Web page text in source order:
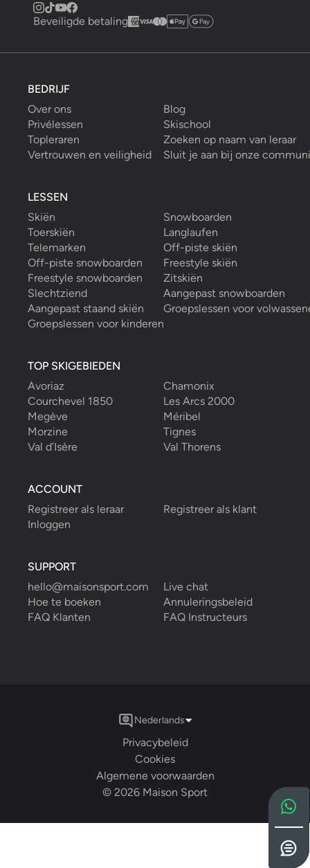
Beveiligde betaling
BEDRIJF
Over ons
Blog
Privélessen
Skischool
Topleraren
Zoeken op naam van leraar
Vertrouwen en veiligheid
Sluit je aan bij onze
LESSEN
Skiën
Snowboarden
Toerskiën
Langlaufen
Telemarken
Off-piste skiën
Off-piste snowboarden
Freestyle skiën
Freestyle snowboarden
Zitskiën
Slechtziend
Aangepast snowboarden
Aangepast staand skiën
Groepslessen voor
Groepslessen voor kinderen
TOP SKIGEBIEDEN
Avoriaz
Chamonix
Courchevel 1850
Les Arcs 2000
Megève
Méribel
Morzine
Tignes
Val d’Isère
Val Thorens
ACCOUNT
Registreer als leraar
Registreer als klant
Inloggen
SUPPORT
hello@maisonsport.com
Live chat
Hoe te boeken
Annuleringsbeleid
FAQ Klanten
FAQ Instructeurs
© 2026 Maison Sport
Algemene voorwaarden
Cookies
Privacybeleid
Nederlands